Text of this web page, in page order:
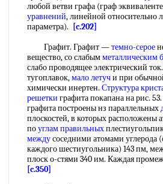
любой ветви графа (граф
уравнений, линейной относительно
параметра).
[c.202]
Графит. Графит —темно-серое
вещество, со слабымметаллическим
слабо проводящее электрический
тугоплавок,мало летучи при
химически инертен. Структура
решетки графита покапана на рис.
графита построены нз параллельных
плоскостей, в которых расположены
поуглам правильных
междусоседними атомами углерода
каждого шестиугольника) 143 пм,
плоск о-стями 340 им. Каждая
[c.350]